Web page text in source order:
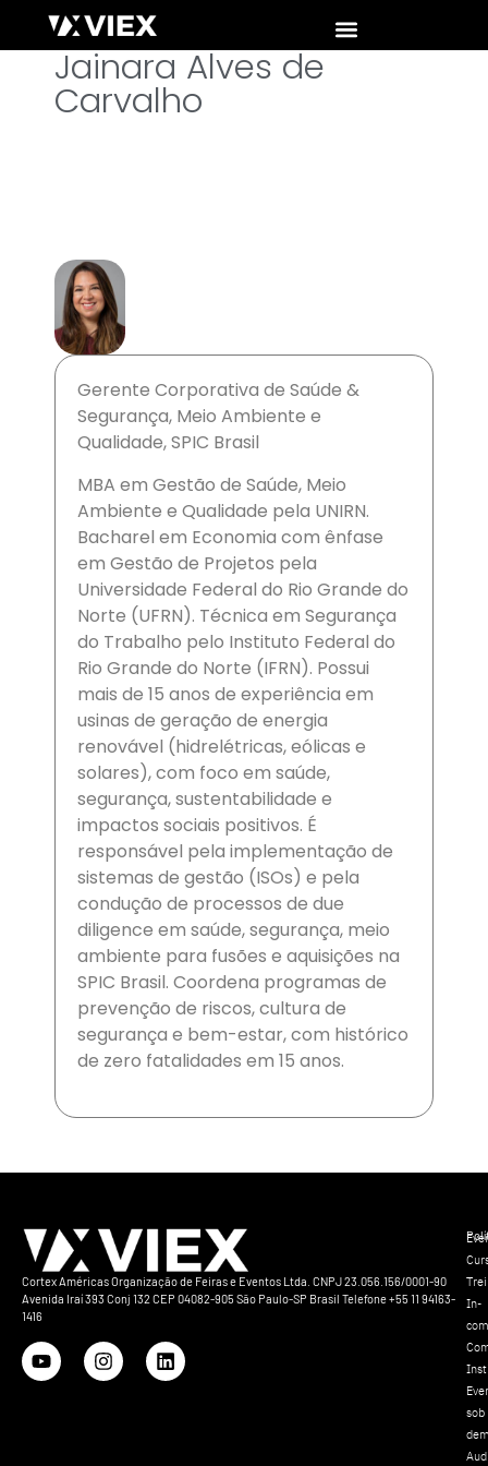
Jainara Alves de
Carvalho
Gerente Corporativa de Saúde &
Segurança, Meio Ambiente e
Qualidade, SPIC Brasil
MBA em Gestão de Saúde, Meio
Ambiente e Qualidade pela UNIRN.
Bacharel em Economia com ênfase
em Gestão de Projetos pela
Universidade Federal do Rio Grande do
Norte (UFRN). Técnica em Segurança
do Trabalho pelo Instituto Federal do
Rio Grande do Norte (IFRN). Possui
mais de 15 anos de experiência em
usinas de geração de energia
renovável (hidrelétricas, eólicas e
solares), com foco em saúde,
segurança, sustentabilidade e
impactos sociais positivos. É
responsável pela implementação de
sistemas de gestão (ISOs) e pela
condução de processos de due
diligence em saúde, segurança, meio
ambiente para fusões e aquisições na
SPIC Brasil. Coordena programas de
prevenção de riscos, cultura de
segurança e bem-estar, com histórico
de zero fatalidades em 15 anos.
Cortex Américas Organização de Feiras e Eventos Ltda. CNPJ 23.056.156/0001-90
Avenida Iraí 393 Conj 132 CEP 04082-905 São Paulo-SP Brasil Telefone +55 11 94163-
1416
In-
sob